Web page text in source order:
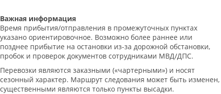
Важная информация
Время прибытия/отправления в промежуточных пунктах
указано ориентировочное. Возможно более раннее или
позднее прибытие на остановки из-за дорожной обстановки,
пробок и проверок документов сотрудниками МВД/ДПС.
Перевозки являются заказными («чартерными») и носят
сезонный характер. Маршрут следования может быть изменен,
существенными являются только пункты высадки.